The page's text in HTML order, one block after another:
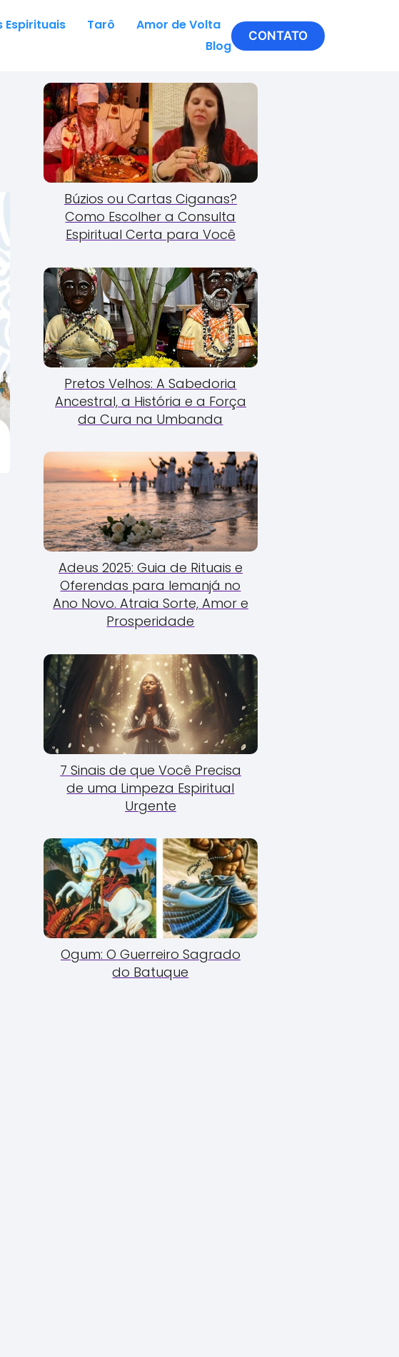
Espirituais Tarô
Amor de Volta
Blog
CONTATO
Búzios ou Cartas Ciganas?
Como Escolher a Consulta
Espiritual Certa para Você
Pretos Velhos: A Sabedoria
Ancestral, a História e a Força
da Cura na Umbanda
Adeus 2025: Guia de Rituais e
Oferendas para Iemanjá no
Ano Novo. Atraia Sorte, Amor e
Prosperidade
7 Sinais de que Você Precisa
de uma Limpeza Espiritual
Urgente
Ogum: O Guerreiro Sagrado
do Batuque